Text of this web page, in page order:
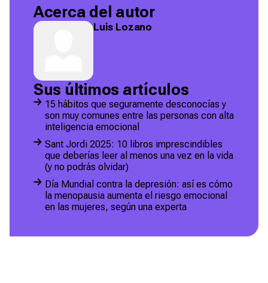
Acerca del autor
Luis Lozano
Sus últimos artículos
15 hábitos que seguramente desconocías y
son muy comunes entre las personas con alta
inteligencia emocional
Sant Jordi 2025: 10 libros imprescindibles
que deberías leer al menos una vez en la vida
(y no podrás olvidar)
Día Mundial contra la depresión: así es cómo
la menopausia aumenta el riesgo emocional
en las mujeres, según una experta